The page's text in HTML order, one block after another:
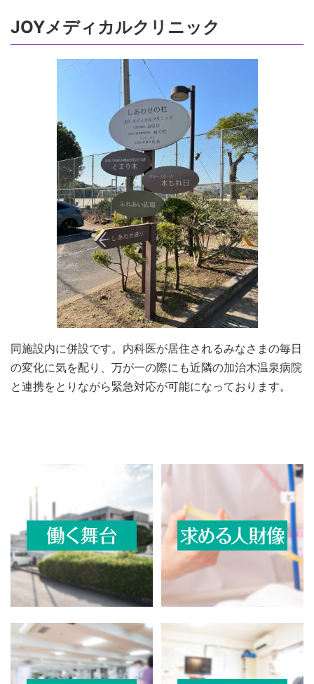
JOYメディカルクリニック
同施設内に併設です。内科医が居住されるみなさまの毎日
の変化に気を配り、万が一の際にも近隣の加治木温泉病院
と連携をとりながら緊急対応が可能になっております。